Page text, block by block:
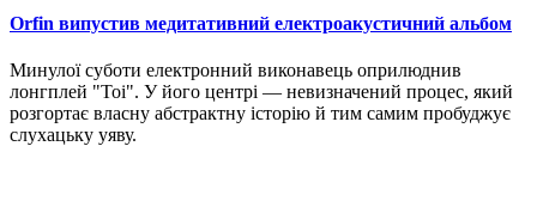
Orfin випустив медитативний електроакустичний альбом
Минулої суботи електронний виконавець оприлюднив
лонгплей "Toi". У його центрі — невизначений процес, який
розгортає власну абстрактну історію й тим самим пробуджує
слухацьку уяву.